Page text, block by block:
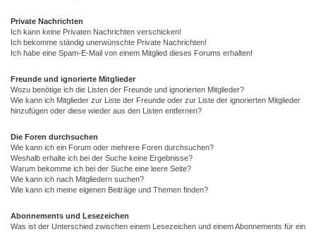
Private Nachrichten
Ich kann keine Privaten Nachrichten verschicken!
Ich bekomme ständig unerwünschte Private Nachrichten!
Ich habe eine Spam-E-Mail von einem Mitglied dieses Forums erhalten!
Freunde und ignorierte Mitglieder
Wozu benötige ich die Listen der Freunde und ignorierten Mitglieder?
Wie kann ich Mitglieder zur Liste der Freunde oder zur Liste der ignorierten Mitglieder
hinzufügen oder diese wieder aus den Listen entfernen?
Die Foren durchsuchen
Wie kann ich ein Forum oder mehrere Foren durchsuchen?
Weshalb erhalte ich bei der Suche keine Ergebnisse?
Warum bekomme ich bei der Suche eine leere Seite?
Wie kann ich nach Mitgliedern suchen?
Wie kann ich meine eigenen Beiträge und Themen finden?
Abonnements und Lesezeichen
Was ist der Unterschied zwischen einem Lesezeichen und einem Abonnements für ein